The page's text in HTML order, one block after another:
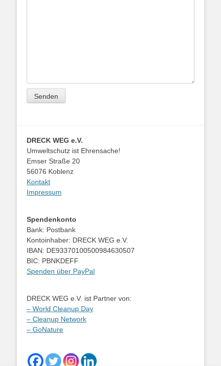
DRECK WEG e.V.
Umweltschutz ist Ehrensache!
Emser Straße 20
56076 Koblenz
Kontakt
Impressum
Spendenkonto
Bank: Postbank
Kontoinhaber: DRECK WEG e.V.
IBAN: DE93370100500984630507
BIC: PBNKDEFF
Spenden über PayPal
DRECK WEG e.V. ist Partner von:
– World Cleanup Day
– Cleanup Network
– GoNature